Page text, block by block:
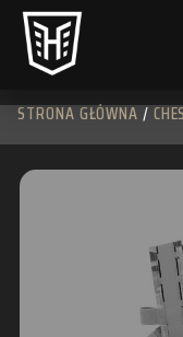
STRONA GŁÓWNA/